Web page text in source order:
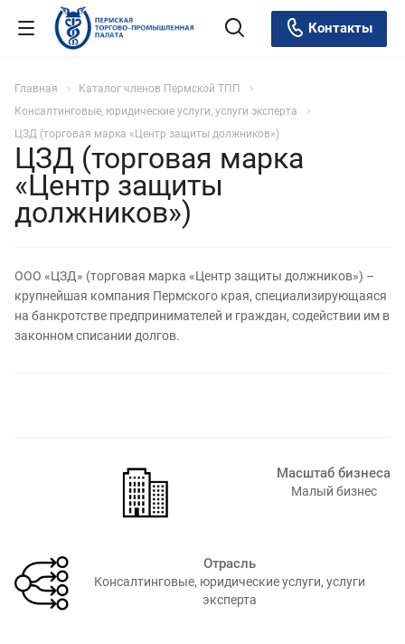
Контакты
Главная
Каталог членов Пермской ТПП
Консалтинговые, юридические услуги, услуги эксперта
ЦЗД (торговая марка «Центр защиты должников»)
ЦЗД (торговая марка
«Центр защиты
должников»)
ООО «ЦЗД» (торговая марка «Центр защиты должников») –
крупнейшая компания Пермского края, специализирующаяся
на банкротстве предпринимателей и граждан, содействии им в
законном списании долгов.
Масштаб бизнеса
Малый бизнес
Отрасль
Консалтинговые, юридические услуги, услуги
эксперта